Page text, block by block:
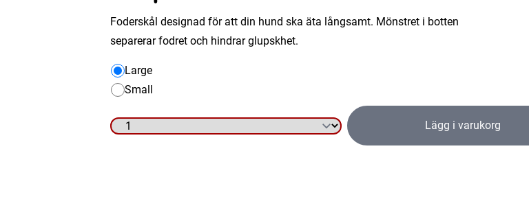
Foderskål designad för att din hund ska äta långsamt. Mönstret i botten
separerar fodret och hindrar glupskhet.
Large
Small
Glupska
Lägg i varukorg